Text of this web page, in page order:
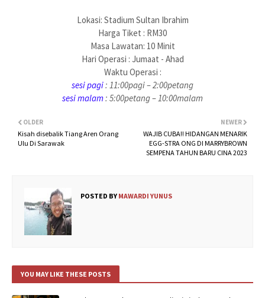
Lokasi: Stadium Sultan Ibrahim
Harga Tiket : RM30
Masa Lawatan: 10 Minit
Hari Operasi : Jumaat - Ahad
Waktu Operasi :
sesi pagi: 11:00pagi – 2:00petang
sesi malam: 5:00petang – 10:00malam
NEWER
WAJIB CUBA!! HIDANGAN MENARIK
EGG-STRA ONG DI MARRYBROWN
SEMPENA TAHUN BARU CINA 2023
OLDER
Kisah disebalik Tiang Aren Orang
Ulu Di Sarawak
POSTED BY MAWARDI YUNUS
YOU MAY LIKE THESE POSTS